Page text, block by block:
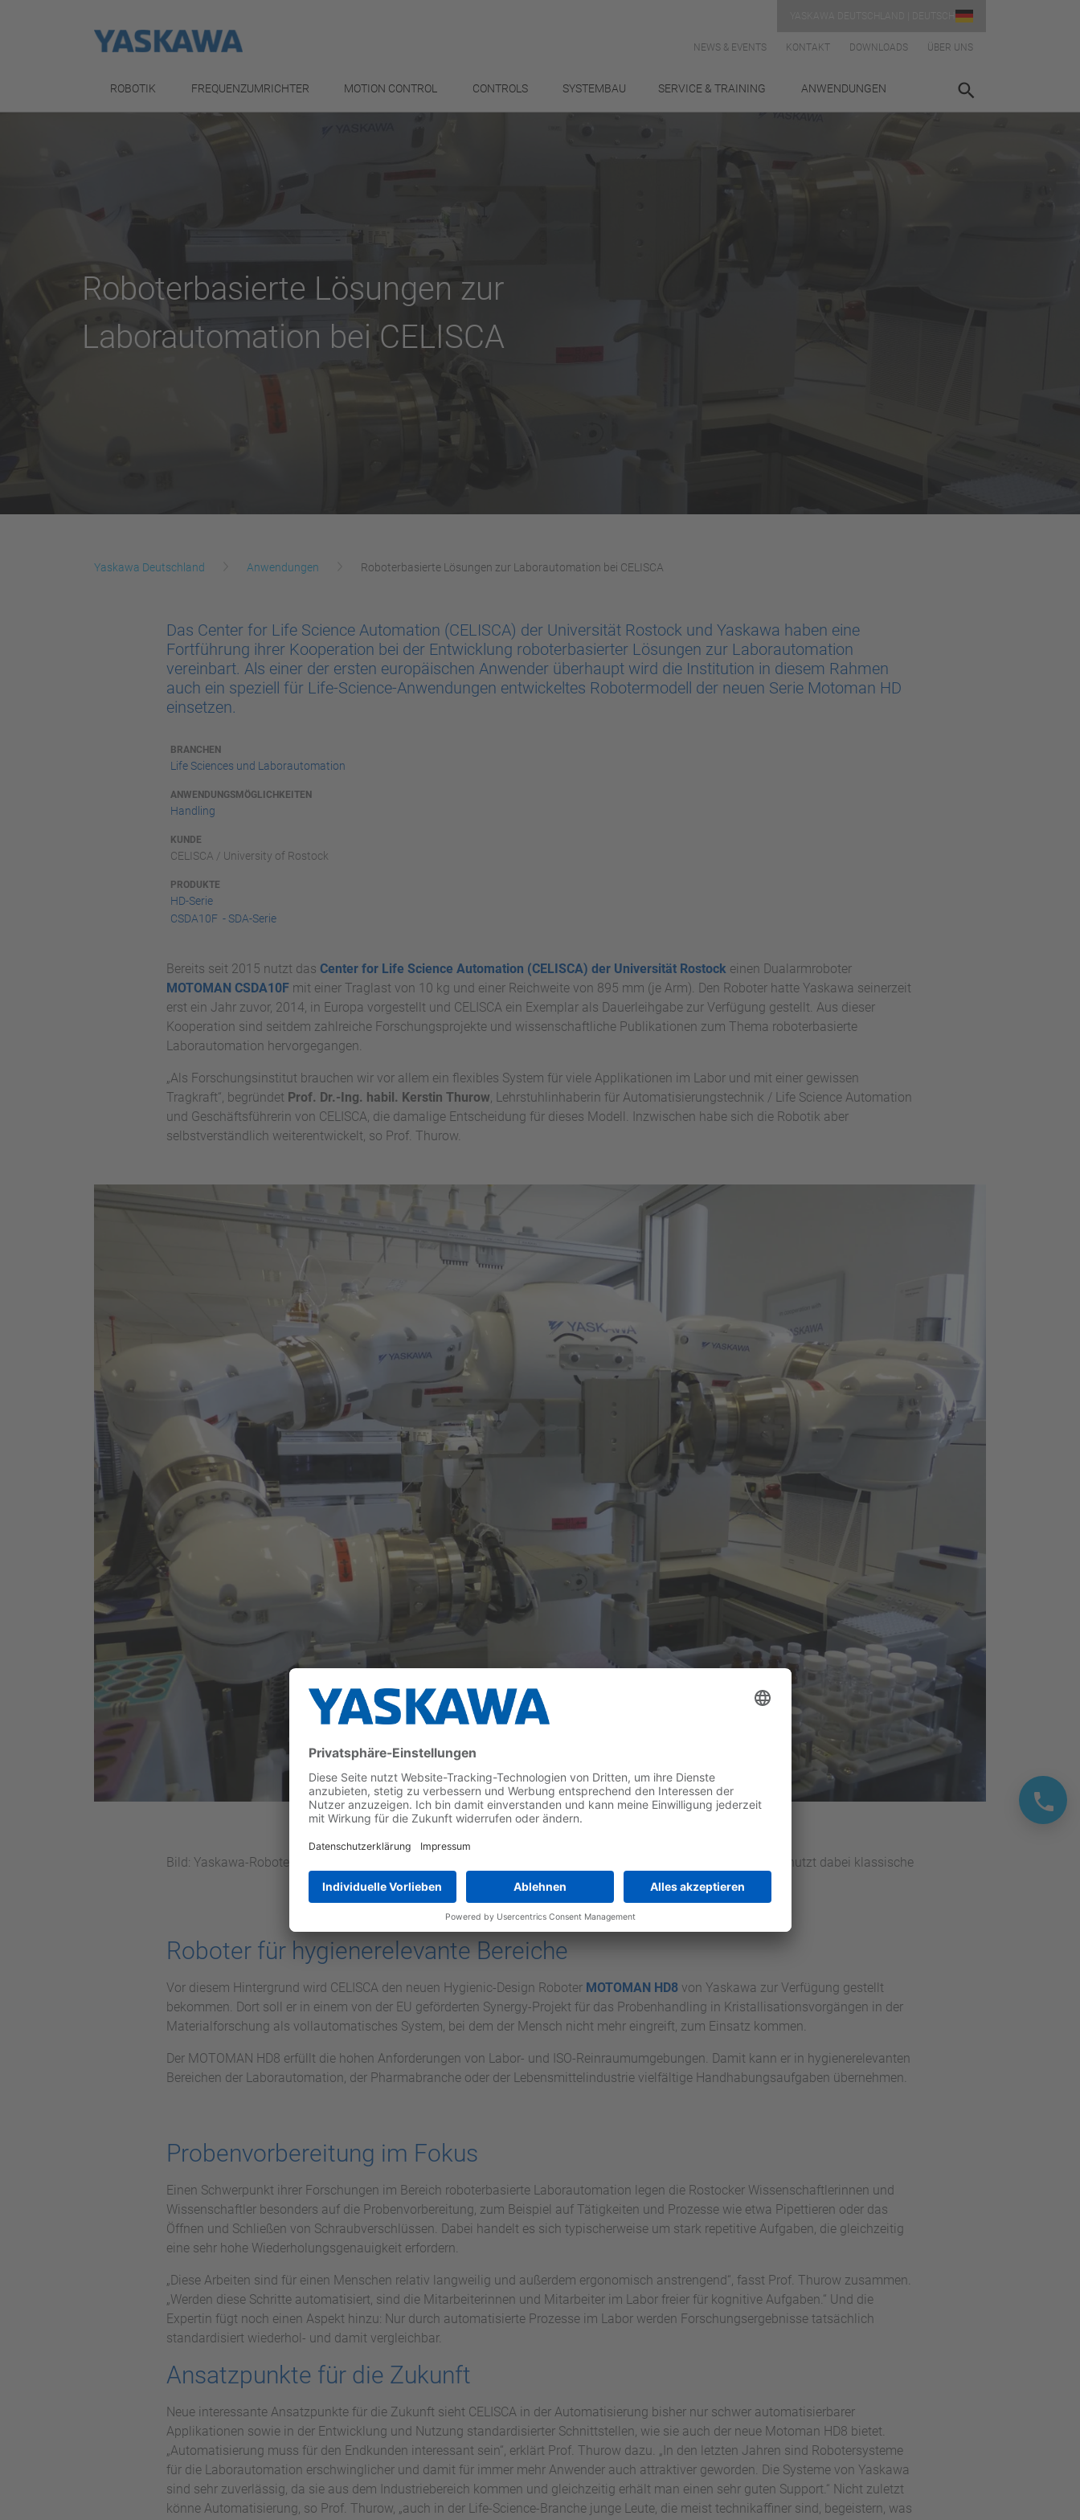
NEWS & EVENTS KONTAKT DOWNLOADS ÜBER UNS
ROBOTIK FREQUENZUMRICHTER MOTION CONTROL CONTROLS SYSTEMBAU SERVICE & TRAINING ANWENDUNGEN
Roboterbasierte Lösungen zur
Laborautomation bei CELISCA
Yaskawa Deutschland Anwendungen Roboterbasierte Lösungen zur Laborautomation bei CELISCA
Das Center for Life Science Automation (CELISCA) der Universität Rostock und Yaskawa haben eine
Fortführung ihrer Kooperation bei der Entwicklung roboterbasierter Lösungen zur Laborautomation
vereinbart. Als einer der ersten europäischen Anwender überhaupt wird die Institution in diesem Rahmen
auch ein speziell für Life-Science-Anwendungen entwickeltes Robotermodell der neuen Serie Motoman HD
einsetzen.
BRANCHEN
Life Sciences und Laborautomation
ANWENDUNGSMÖGLICHKEITEN
Handling
KUNDE
CELISCA / University of Rostock
PRODUKTE
HD-Serie
CSDA10F - SDA-Serie
Bereits seit 2015 nutzt das Center for Life Science Automation (CELISCA) der Universität Rostockeinen Dualarmroboter
MOTOMAN CSDA10Fmit einer Traglast von 10 kg und einer Reichweite von 895 mm (je Arm). Den Roboter hatte Yaskawa seinerzeit
erst ein Jahr zuvor, 2014, in Europa vorgestellt und CELISCA ein Exemplar als Dauerleihgabe zur Verfügung gestellt. Aus dieser
Kooperation sind seitdem zahlreiche Forschungsprojekte und wissenschaftliche Publikationen zum Thema roboterbasierte
Laborautomation hervorgegangen.
„Als Forschungsinstitut brauchen wir vor allem ein flexibles System für viele Applikationen im Labor und mit einer gewissen
Tragkraft“, begründet Prof. Dr.-Ing. habil. Kerstin Thurow, Lehrstuhlinhaberin für Automatisierungstechnik / Life Science Automation
und Geschäftsführerin von CELISCA, die damalige Entscheidung für dieses Modell. Inzwischen habe sich die Robotik aber
selbstverständlich weiterentwickelt, so Prof. Thurow.
Bild: Yaskawa-Roboter Motoman CSDA10F im Einsatz in der automatisierten Probenvorbereitung. Der Roboter nutzt dabei klassische
Multipipetten aus der manuellen Laborarbeit. (Quelle: CELISCA)
Roboter für hygienerelevante Bereiche
Vor diesem Hintergrund wird CELISCA den neuen Hygienic-Design Roboter MOTOMAN HD8von Yaskawa zur Verfügung gestellt
bekommen. Dort soll er in einem von der EU geförderten Synergy-Projekt für das Probenhandling in Kristallisationsvorgängen in der
Materialforschung als vollautomatisches System, bei dem der Mensch nicht mehr eingreift, zum Einsatz kommen.
Der MOTOMAN HD8 erfüllt die hohen Anforderungen von Labor- und ISO-Reinraumumgebungen. Damit kann er in hygienerelevanten
Bereichen der Laborautomation, der Pharmabranche oder der Lebensmittelindustrie vielfältige Handhabungsaufgaben übernehmen.
Probenvorbereitung im Fokus
Einen Schwerpunkt ihrer Forschungen im Bereich roboterbasierte Laborautomation legen die Rostocker Wissenschaftlerinnen und
Wissenschaftler besonders auf die Probenvorbereitung, zum Beispiel auf Tätigkeiten und Prozesse wie etwa Pipettieren oder das
Öffnen und Schließen von Schraubverschlüssen. Dabei handelt es sich typischerweise um stark repetitive Aufgaben, die gleichzeitig
eine sehr hohe Wiederholungsgenauigkeit erfordern.
„Diese Arbeiten sind für einen Menschen relativ langweilig und außerdem ergonomisch anstrengend“, fasst Prof. Thurow zusammen.
„Werden diese Schritte automatisiert, sind die Mitarbeiterinnen und Mitarbeiter im Labor freier für kognitive Aufgaben.“ Und die
Expertin fügt noch einen Aspekt hinzu: Nur durch automatisierte Prozesse im Labor werden Forschungsergebnisse tatsächlich
standardisiert wiederhol- und damit vergleichbar.
Ansatzpunkte für die Zukunft
Neue interessante Ansatzpunkte für die Zukunft sieht CELISCA in der Automatisierung bisher nur schwer automatisierbarer
Applikationen sowie in der Entwicklung und Nutzung standardisierter Schnittstellen, wie sie auch der neue Motoman HD8 bietet.
„Automatisierung muss für den Endkunden interessant sein“, erklärt Prof. Thurow dazu. „In den letzten Jahren sind Robotersysteme
für die Laborautomation erschwinglicher und damit für immer mehr Anwender auch attraktiver geworden. Die Systeme von Yaskawa
sind sehr zuverlässig, da sie aus dem Industriebereich kommen und gleichzeitig erhält man einen sehr guten Support.“ Nicht zuletzt
könne Automatisierung, so Prof. Thurow, „auch in der Life-Science-Branche junge Leute, die meist technikaffiner sind, begeistern, was